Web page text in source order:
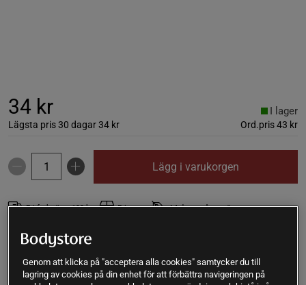
34 kr
Lägsta pris 30 dagar34 kr Ord.pris43 kr
I lager
Lägg i varukorgen
Fri frakt över 199 kr Fri retur 14 dagars ångerrätt
SKU #A12914-13| EAN
Lindroos Glutenfri Bakmix Våfflor & Pannkakor låter dig
Genom att klicka på "acceptera alla cookies" samtycker du till
lagring av cookies på din enhet för att förbättra navigeringen på